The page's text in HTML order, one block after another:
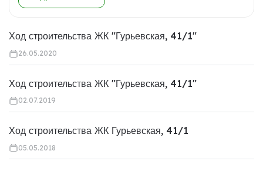
Ход строительства ЖК "Гурьевская, 41/1"
26.05.2020
Ход строительства ЖК "Гурьевская, 41/1"
02.07.2019
Ход строительства ЖК Гурьевская, 41/1
05.05.2018